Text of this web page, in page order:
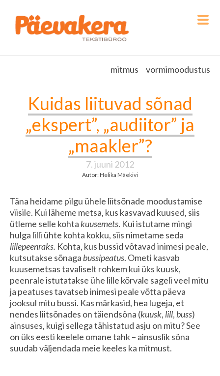
mitmus vormimoodustus
Kuidas liituvad sõnad
„ekspert”, „audiitor” ja
„maakler”?
7. juuni 2012
Autor: Helika Mäekivi
Täna heidame pilgu ühele liitsõnade moodustamise
viisile. Kui läheme metsa, kus kasvavad kuused, siis
ütleme selle kohta kuusemets. Kui istutame mingi
hulga lilli ühte kohta kokku, siis nimetame seda
lillepeenraks. Kohta, kus bussid võtavad inimesi peale,
kutsutakse sõnaga bussipeatus. Ometi kasvab
kuusemetsas tavaliselt rohkem kui üks kuusk,
peenrale istutatakse ühe lille kõrvale sageli veel mitu
ja peatuses tavatseb inimesi peale võtta päeva
jooksul mitu bussi. Kas märkasid, hea lugeja, et
nendes liitsõnades on täiendsõna (kuusk, lill, buss)
ainsuses, kuigi sellega tähistatud asju on mitu? See
on üks eesti keelele omane tahk – ainsuslik sõna
suudab väljendada meie keeles ka mitmust.